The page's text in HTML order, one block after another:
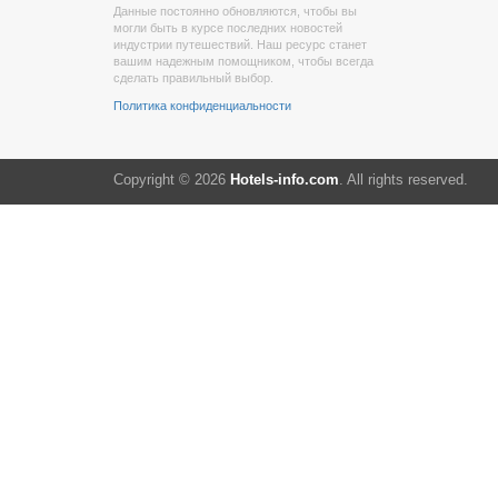
Данные постоянно обновляются, чтобы вы
могли быть в курсе последних новостей
индустрии путешествий. Наш ресурс станет
вашим надежным помощником, чтобы всегда
сделать правильный выбор.
Политика конфиденциальности
Copyright © 2026 Hotels-info.com. All rights reserved.